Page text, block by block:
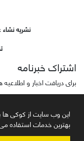
این وب سایت از کوکی ها
بهترین خدمات استفاده
نشریه
اشتراک خبرنامه
برای دریافت اخبار و